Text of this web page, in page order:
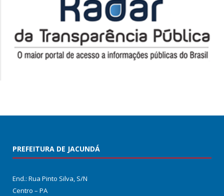
PREFEITURA DE JACUNDÁ
End.: Rua Pinto Silva, S/N
Centro – PA